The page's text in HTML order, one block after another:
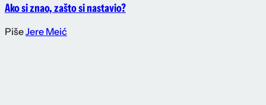
Ako si znao, zašto si nastavio?
PišeJere Meić